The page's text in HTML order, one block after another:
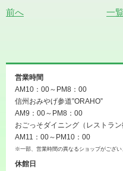
前へ 一
営業時間
AM10：00～PM8：00
信州おみやげ参道”ORAHO”
AM9：00～PM8：00
おごっそダイニング（レストラン
AM11：00～PM10：00
※一部、営業時間の異なるショップがござい
休館日